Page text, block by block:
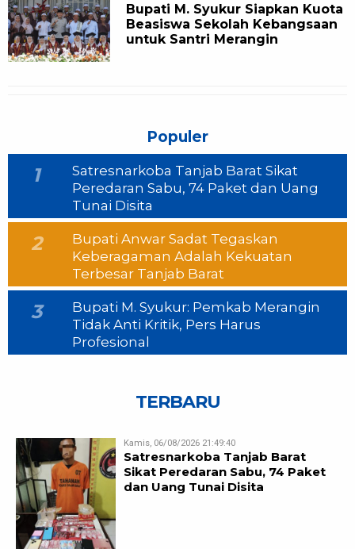
Bupati M. Syukur Siapkan Kuota
Beasiswa Sekolah Kebangsaan
untuk Santri Merangin
Populer
1
Satresnarkoba Tanjab Barat Sikat
Peredaran Sabu, 74 Paket dan Uang
Tunai Disita
2
Bupati Anwar Sadat Tegaskan
Keberagaman Adalah Kekuatan
Terbesar Tanjab Barat
3
Bupati M. Syukur: Pemkab Merangin
Tidak Anti Kritik, Pers Harus
Profesional
TERBARU
Kamis, 06/08/2026 21:49:40
Satresnarkoba Tanjab Barat
Sikat Peredaran Sabu, 74 Paket
dan Uang Tunai Disita